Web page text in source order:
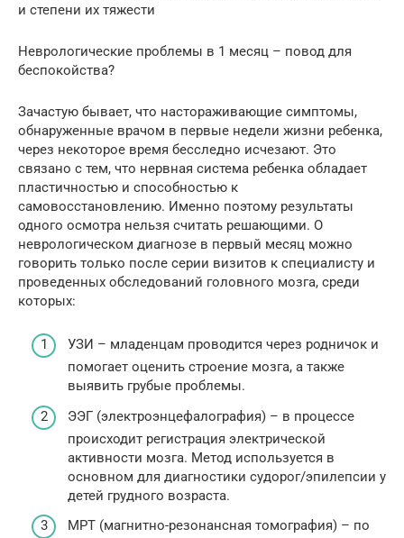
и степени их тяжести
Неврологические проблемы в 1 месяц – повод для
беспокойства?
Зачастую бывает, что настораживающие симптомы,
обнаруженные врачом в первые недели жизни ребенка,
через некоторое время бесследно исчезают. Это
связано с тем, что нервная система ребенка обладает
пластичностью и способностью к
самовосстановлению. Именно поэтому результаты
одного осмотра нельзя считать решающими. О
неврологическом диагнозе в первый месяц можно
говорить только после серии визитов к специалисту и
проведенных обследований головного мозга, среди
которых:
УЗИ – младенцам проводится через родничок и
помогает оценить строение мозга, а также
выявить грубые проблемы.
ЭЭГ (электроэнцефалография) – в процессе
происходит регистрация электрической
активности мозга. Метод используется в
основном для диагностики судорог/эпилепсии у
детей грудного возраста.
МРТ (магнитно-резонансная томография) – по